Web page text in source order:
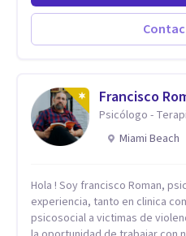
autoconocimiento y análisis,
historias personales, elaborar
resignificarlas, liberando su
esta conversación abierta y
exploran las vivencias que aún
otorga un nuevo sentido y se
emocional. De esta forma, los
vida y relaciones personales.
Francisco
Psicólogo -
Miami Beach
Hola ! Soy francisco Roman,
experiencia, tanto en clinica
psicosocial a victimas de